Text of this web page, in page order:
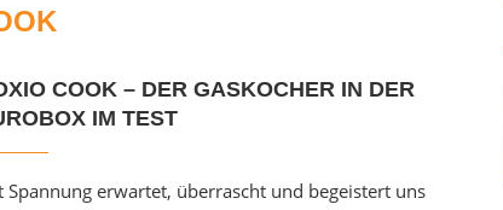
COOK – DER GASKOCHER IN DER
IM TEST
Spannung erwartet, überrascht und begeistert uns